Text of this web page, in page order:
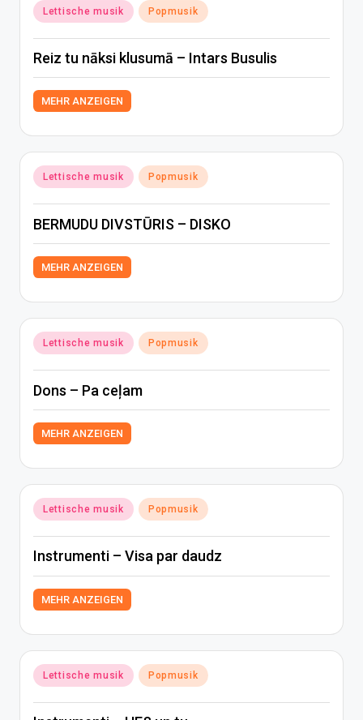
Posted
in
Lettische musik Popmusik
Reiz tu nāksi klusumā – Intars Busulis
MEHR ANZEIGEN
Posted
in
Lettische musik Popmusik
BERMUDU DIVSTŪRIS – DISKO
MEHR ANZEIGEN
Posted
in
Lettische musik Popmusik
Dons – Pa ceļam
MEHR ANZEIGEN
Posted
in
Lettische musik Popmusik
Instrumenti – Visa par daudz
MEHR ANZEIGEN
Posted
in
Lettische musik Popmusik